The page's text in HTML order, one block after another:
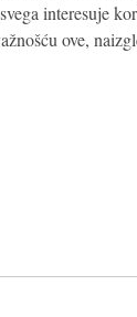
interesuje
ove,